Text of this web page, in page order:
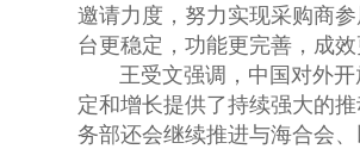
邀请力度，努力实现采购商
台更稳定，功能更完善，成效
王受文强调，中国对外
定和增长提供了持续强大的
务部还会继续推进与海合会